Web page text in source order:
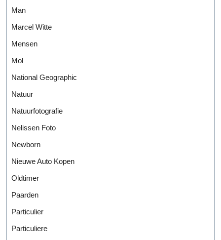
Man
Marcel Witte
Mensen
Mol
National Geographic
Natuur
Natuurfotografie
Nelissen Foto
Newborn
Nieuwe Auto Kopen
Oldtimer
Paarden
Particulier
Particuliere